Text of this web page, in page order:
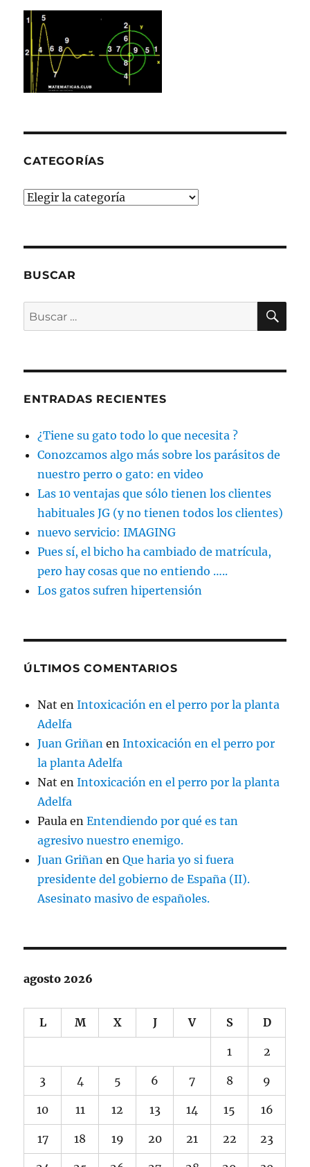
CATEGORÍAS
Categorías
BUSCAR
Buscar
por:
ENTRADAS RECIENTES
¿Tiene su gato todo lo que necesita ?
Conozcamos algo más sobre los parásitos de
nuestro perro o gato: en video
Las 10 ventajas que sólo tienen los clientes
habituales JG (y no tienen todos los clientes)
nuevo servicio: IMAGING
Pues sí, el bicho ha cambiado de matrícula,
pero hay cosas que no entiendo …..
Los gatos sufren hipertensión
ÚLTIMOS COMENTARIOS
Nat enIntoxicación en el perro por la planta
Adelfa
Juan Griñan enIntoxicación en el perro por
la planta Adelfa
Nat enIntoxicación en el perro por la planta
Adelfa
Paula enEntendiendo por qué es tan
agresivo nuestro enemigo.
Juan Griñan enQue haria yo si fuera
presidente del gobierno de España (II).
Asesinato masivo de españoles.
agosto 2026
L M X J V S D
1 2
3 4 5 6 7 8 9
10 11 12 13 14 15 16
17 18 19 20 21 22 23